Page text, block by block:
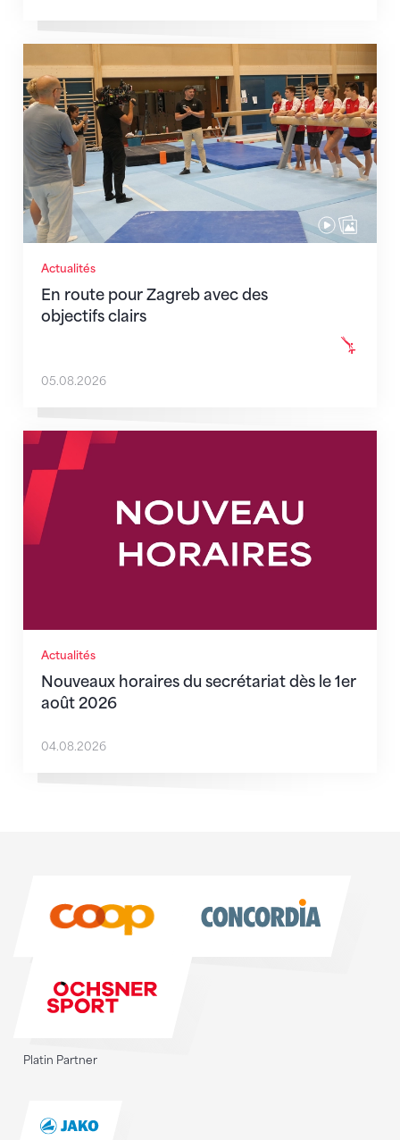
Actualités
En route pour Zagreb avec des
objectifs clairs
En route pour Zagreb avec des objectifs clairs
05.08.2026
Actualités
Nouveaux horaires du secrétariat dès le 1er
août 2026
Nouveaux horaires du secrétariat dès le 1er août
04.08.2026
Platin Partner